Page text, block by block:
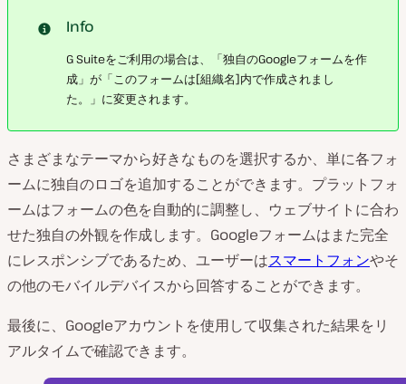
Info
G Suiteをご利用の場合は、「独自のGoogleフォームを作
成」が「このフォームは[組織名]内で作成されまし
た。」に変更されます。
さまざまなテーマから好きなものを選択するか、単に各フォ
ームに独自のロゴを追加することができます。プラットフォ
ームはフォームの色を自動的に調整し、ウェブサイトに合わ
せた独自の外観を作成します。Googleフォームはまた完全
にレスポンシブであるため、ユーザーはスマートフォンやそ
の他のモバイルデバイスから回答することができます。
最後に、Googleアカウントを使用して収集された結果をリ
アルタイムで確認できます。